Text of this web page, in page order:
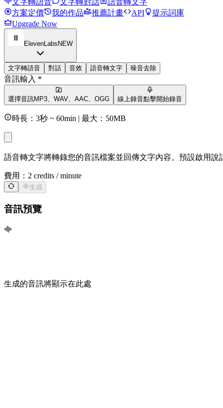
文字轉語音 文字轉對話
語音轉文字
方案定價
我的作品 推薦計畫 API
提示詞庫
Upgrade Now
ElevenLabs NEW
文字轉語音 對話 音效 語音轉文字 噪音去除
音訊輸入 *
選擇音訊MP3、WAV、AAC、OGG 線上錄音點擊開始錄音
時長：3秒 ~ 60min | 最大：50MB
語音轉文字將轉錄您的音訊檔案並回傳文字內容。預設啟用說
費用： 2 credits / minute
生成
音訊預覽
生成的音訊將顯示在此處